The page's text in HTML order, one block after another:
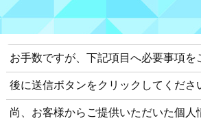
お手数ですが、下記項目へ必要事項を
後に送信ボタンをクリックしてくださ
尚、お客様からご提供いただいた個人